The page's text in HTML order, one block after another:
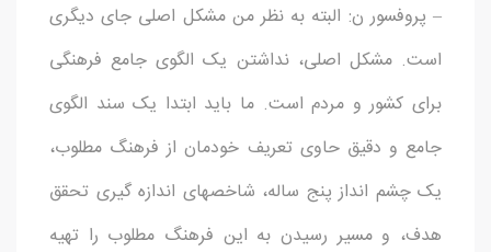
– پروفسور ن: البته به نظر من مشکل اصلی جای دیگری
است. مشکل اصلی، نداشتن یک الگوی جامع فرهنگی
برای کشور و مردم است. ما باید ابتدا یک سند الگوی
جامع و دقیق حاوی تعریف خودمان از فرهنگ مطلوب،
یک چشم انداز پنج ساله، شاخصهای اندازه گیری تحقق
هدف، و مسیر رسیدن به این فرهنگ مطلوب را تهیه